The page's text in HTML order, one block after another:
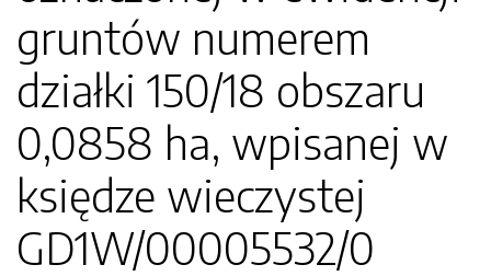
gruntów numerem
działki 150/18 obszaru
0,0858 ha, wpisanej w
księdze wieczystej
GD1W/00005532/0